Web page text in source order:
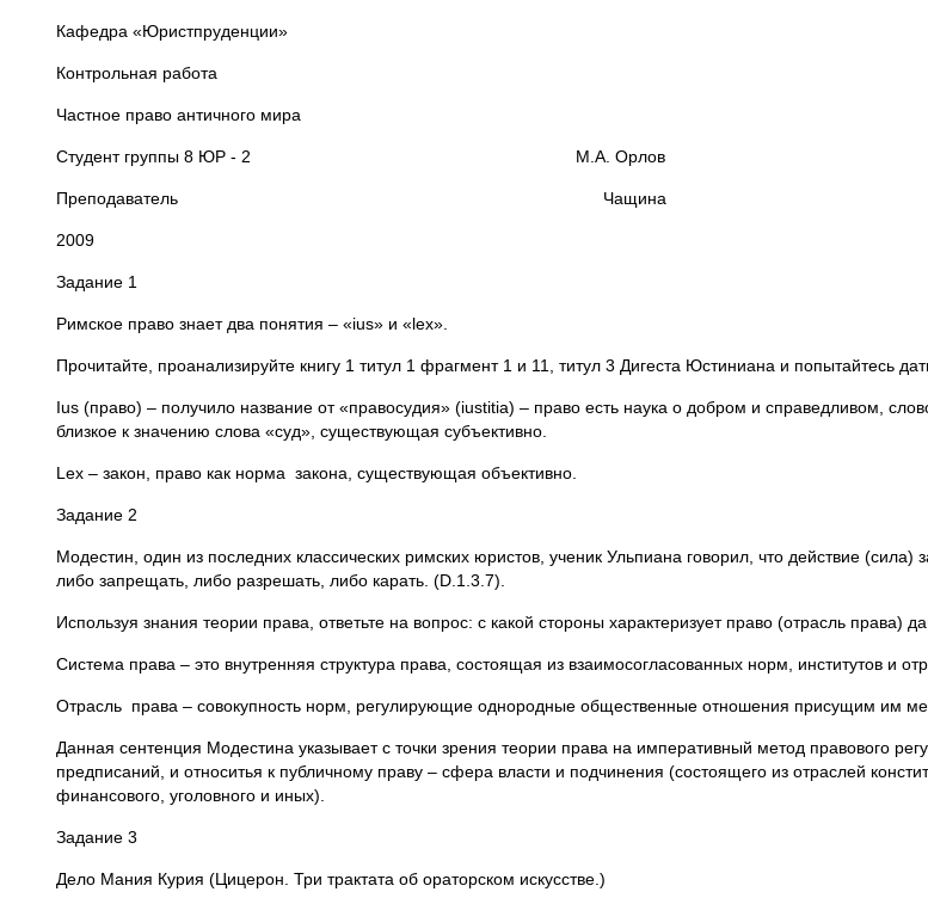
Кафедра «Юристпруденции»
Контрольная работа
Частное право античного мира
Студент группы 8 ЮР - 2 М.А.
Преподаватель
2009
Задание 1
Римское право знает два понятия – «ius» и «lex».
Прочитайте, проанализируйте книгу 1 титул 1 фрагмент 1 и 11, титул 3 Дигеста Юстиниана и попытайтесь
Ius (право) – получило название от «правосудия» (iustitia) – право есть наука о добром и справедливом,
близкое к значению слова «суд», существующая субъективно.
Lex – закон, право как норма закона, существующая объективно.
Задание 2
Модестин, один из последних классических римских юристов, ученик Ульпиана говорил, что действие (сила)
либо запрещать, либо разрешать, либо карать. (D.1.3.7).
Используя знания теории права, ответьте на вопрос: с какой стороны характеризует право (отрасль права)
Система права – это внутренняя структура права, состоящая из взаимосогласованных норм, институтов и
Отрасль права – совокупность норм, регулирующие однородные общественные отношения присущим им
Данная сентенция Модестина указывает с точки зрения теории права на императивный метод правового
предписаний, и относитья к публичному праву – сфера власти и подчинения (состоящего из отраслей
финансового, уголовного и иных).
Задание 3
Дело Мания Курия (Цицерон. Три трактата об ораторском искусстве.)